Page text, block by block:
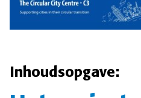
Inhoudsopgave: